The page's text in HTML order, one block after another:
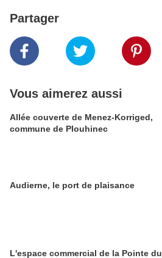
Partager
Vous aimerez aussi
Allée couverte de Menez-Korriged,
commune de Plouhinec
Audierne, le port de plaisance
L'espace commercial de la Pointe du